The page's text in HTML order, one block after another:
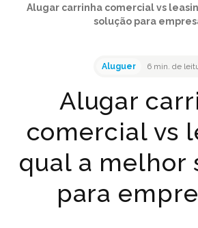
Alugar carrinha comercial vs
solução para
Aluguer 6 min. de
Alugar
comercial vs
qual a melhor
para